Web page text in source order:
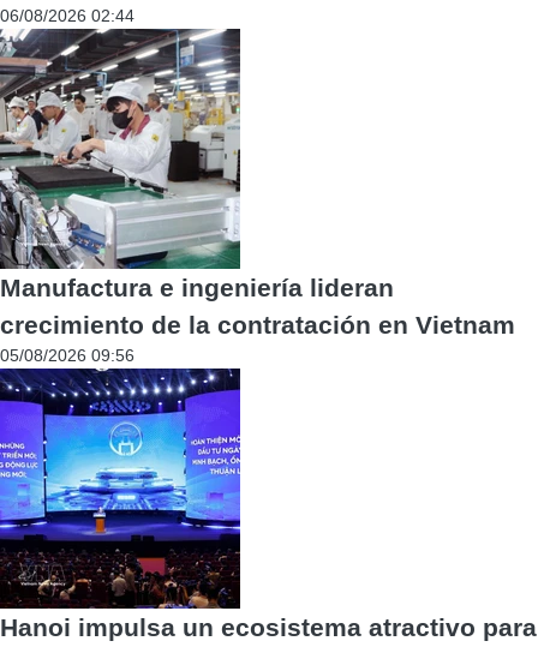
06/08/2026 02:44
Manufactura e ingeniería lideran
crecimiento de la contratación en Vietnam
05/08/2026 09:56
Hanoi impulsa un ecosistema atractivo para